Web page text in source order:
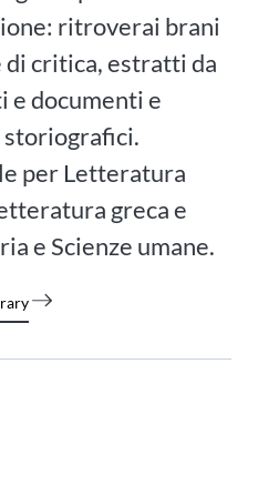
ritroverai brani
critica, estratti da
e documenti e
per Letteratura
greca e
e Scienze umane.